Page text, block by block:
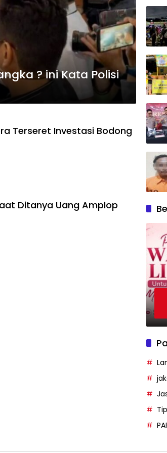
? ini Kata Polisi
Terseret Investasi Bodong
Ditanya Uang Amplop